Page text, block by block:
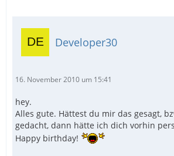
Developer30
16. November 2010 um 15:41
hey.
Alles gute. Hättest du mir das gesagt,
gedacht, dann hätte ich dich vorhin
Happy birthday!